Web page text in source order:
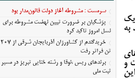
یک
به
و
مراسم عزاداری اربعین حسینی در کربلای
معلی/تصویری
رویکرد دوشنبه های کاری استاندار و مطالبات
گزارش رونمایی از تاریخ اتاق تبریز
حمایت از واحدهای تولیدی در دستور کار قرار
دارد
سرمست : مشروطه آغاز دولت قانون‌مدار بود
پزشکیان بر ضرورت تبیین نهضت مشروطه برای
نسل امروز تاکید کرد
خریدگندم از کشاورزان آذربایجان شرقی از 207
تن فراتر رفت
برندهای ریس ،‌نوقا و رشته ختایی تبریز در مسیر
ثبت ملی